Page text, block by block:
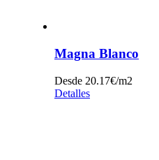
Magna Blanco
Desde 20.17€/m2
Detalles